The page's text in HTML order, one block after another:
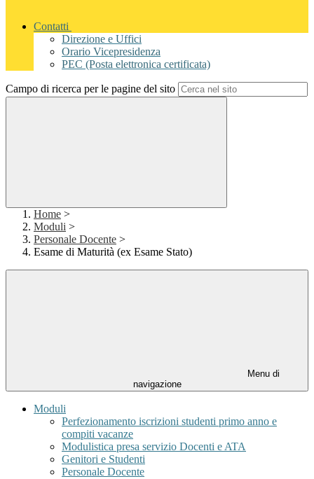
Contatti
Direzione e Uffici
Orario Vicepresidenza
PEC (Posta elettronica certificata)
Campo di ricerca per le pagine del sito
Home >
Moduli >
Personale Docente >
Esame di Maturità (ex Esame Stato)
Menu di
navigazione
Moduli
Perfezionamento iscrizioni studenti primo anno e
compiti vacanze
Modulistica presa servizio Docenti e ATA
Genitori e Studenti
Personale Docente